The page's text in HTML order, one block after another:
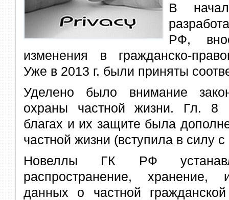
В
РФ,
изменения в гражданско-
Уже в 2013 г. были приняты
Уделено было внимание
охраны частной жизни. Гл. 8
благах и их защите была
частной жизни (вступила в силу с
Новеллы ГК РФ
распространение, хранение,
данных о частной